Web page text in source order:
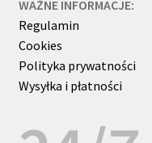
WAŻNE INFORMACJE:
Regulamin
Cookies
Polityka prywatności
Wysyłka i płatności